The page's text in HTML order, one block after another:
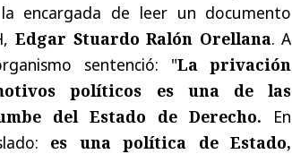
encargada de leer un documento
Edgar Stuardo Ralón Orellana. A
sentenció: "La privación
políticos es una de las
del Estado de Derecho. En
es una política de Estado,